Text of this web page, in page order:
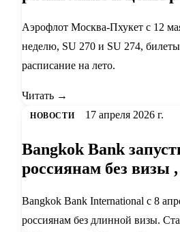
Аэрофлот Москва-Пхукет с 12
неделю, SU 270 и SU 274,
расписание на лето.
Читать →
НОВОСТИ 17 апреля 2026 г.
Bangkok Bank
россиянам без визы ,
Bangkok Bank International с 8
россиянам без длинной визы.